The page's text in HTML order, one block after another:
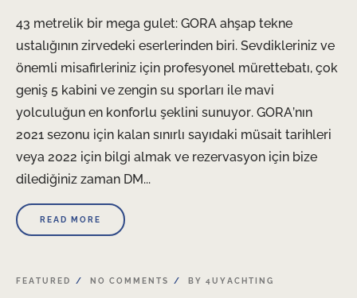
43 metrelik bir mega gulet: GORA ahşap tekne
ustalığının zirvedeki eserlerinden biri. Sevdikleriniz ve
önemli misafirleriniz için profesyonel mürettebatı, çok
geniş 5 kabini ve zengin su sporları ile mavi
yolculuğun en konforlu şeklini sunuyor. GORA’nın
2021 sezonu için kalan sınırlı sayıdaki müsait tarihleri
veya 2022 için bilgi almak ve rezervasyon için bize
dilediğiniz zaman DM...
READ MORE
FEATURED NO COMMENTS BY 4UYACHTING